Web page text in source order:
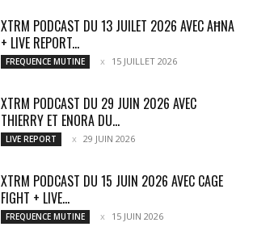
XTRM PODCAST DU 13 JUILET 2026 AVEC AĦNA
+ LIVE REPORT...
FREQUENCE MUTINE 15 JUILLET 2026
XTRM PODCAST DU 29 JUIN 2026 AVEC
THIERRY ET ENORA DU...
LIVE REPORT 29 JUIN 2026
XTRM PODCAST DU 15 JUIN 2026 AVEC CAGE
FIGHT + LIVE...
FREQUENCE MUTINE 15 JUIN 2026